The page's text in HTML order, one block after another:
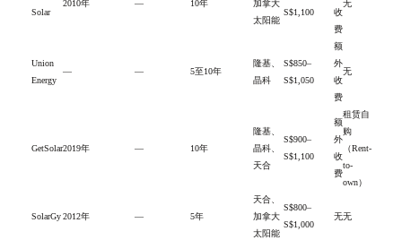
Solar
2010年 — 10年
加拿大
太阳能
S$1,100
收
费
无
Union
Energy
— — 5至10年
隆基、
晶科
S$850–
S$1,050
额
外
收
费
无
GetSolar2019年 — 10年
隆基、
晶科、
天合
S$900–
S$1,100
额
外
收
费
租赁自
购
（Rent-
to-
own）
SolarGy 2012年 — 5年
天合、
加拿大
太阳能
S$800–
S$1,000
无无